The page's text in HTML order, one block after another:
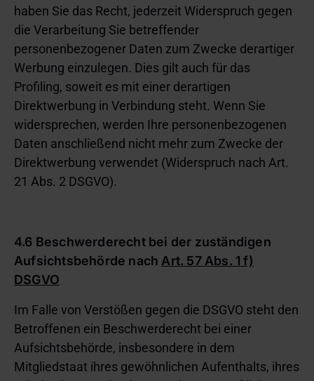
haben Sie das Recht, jederzeit Widerspruch gegen
die Verarbeitung Sie betreffender
personenbezogener Daten zum Zwecke derartiger
Werbung einzulegen. Dies gilt auch für das
Profiling, soweit es mit einer derartigen
Direktwerbung in Verbindung steht. Wenn Sie
widersprechen, werden Ihre personenbezogenen
Daten anschließend nicht mehr zum Zwecke der
Direktwerbung verwendet (Widerspruch nach Art.
21 Abs. 2 DSGVO).
4.6 Beschwerderecht bei der zuständigen
Aufsichtsbehörde nach Art. 57 Abs. 1 f)
DSGVO
Im Falle von Verstößen gegen die DSGVO steht den
Betroffenen ein Beschwerderecht bei einer
Aufsichtsbehörde, insbesondere in dem
Mitgliedstaat ihres gewöhnlichen Aufenthalts, ihres